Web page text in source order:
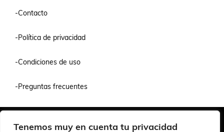
Tenemos muy en cuenta tu privacidad
-Contacto
-Política de privacidad
-Condiciones de uso
-Preguntas frecuentes